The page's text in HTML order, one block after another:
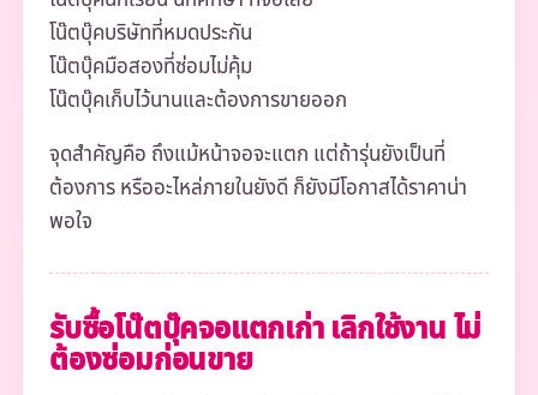
โน๊ตบุ๊คบริษัทที่หมดประกัน
โน๊ตบุ๊คมือสองที่ซ่อมไม่คุ้ม
โน๊ตบุ๊คเก็บไว้นานและต้องการขายออก
จุดสำคัญคือ ถึงแม้หน้าจอจะแตก แต่ถ้ารุ่นยังเป็นที่
ต้องการ หรืออะไหล่ภายในยังดี ก็ยังมีโอกาสได้ราคาน่า
พอใจ
รับซื้อโน๊ตบุ๊คจอแตกเก่า เลิกใช้งาน ไม่
ต้องซ่อมก่อนขาย